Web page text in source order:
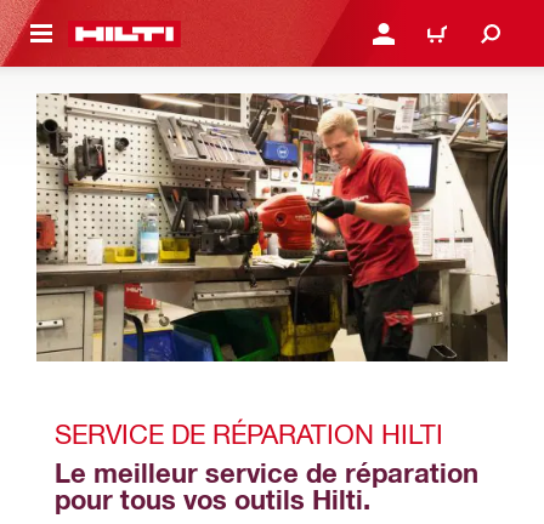
CONTENT CONNEXION OU
PANIER
SERVICE DE RÉPARATION HILTI
Le meilleur service de réparation
pour tous vos outils Hilti.